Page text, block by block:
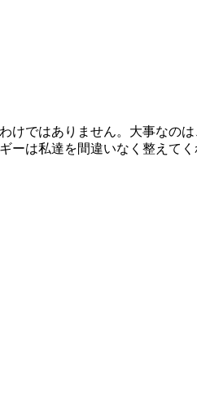
ではありません。大事なの
ーは私達を間違いなく整えてく